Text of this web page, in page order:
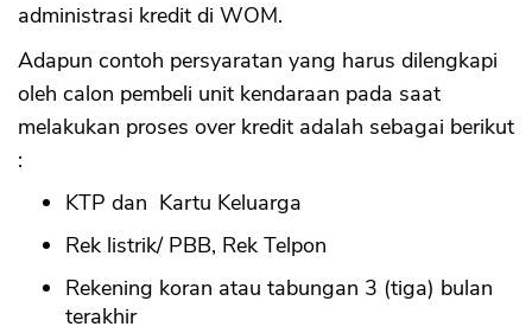
administrasi kredit di WOM.
Adapun contoh persyaratan yang harus dilengkapi
oleh calon pembeli unit kendaraan pada saat
melakukan proses over kredit adalah sebagai berikut
:
KTP dan Kartu Keluarga
Rek listrik/ PBB, Rek Telpon
Rekening koran atau tabungan 3 (tiga) bulan
terakhir